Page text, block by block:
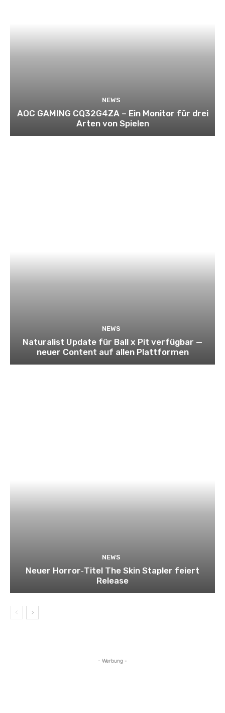
NEWS
AOC GAMING CQ32G4ZA – Ein Monitor für drei
Arten von Spielen
NEWS
Naturalist Update für Ball x Pit verfügbar —
neuer Content auf allen Plattformen
NEWS
Neuer Horror‑Titel The Skin Stapler feiert
Release
- Werbung -